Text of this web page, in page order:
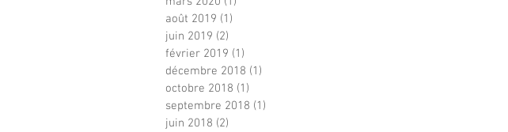
août 2019 (1)
juin 2019 (2)
février 2019 (1)
décembre 2018 (1)
octobre 2018 (1)
septembre 2018 (1)
juin 2018 (2)